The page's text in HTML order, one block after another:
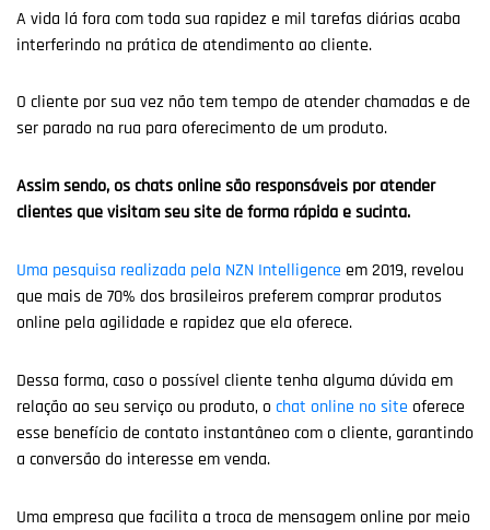
A vida lá fora com toda sua rapidez e mil tarefas diárias acaba
interferindo na prática de atendimento ao cliente.
O cliente por sua vez não tem tempo de atender chamadas e de
ser parado na rua para oferecimento de um produto.
Assim sendo, os chats online são responsáveis por atender
clientes que visitam seu site de forma rápida e sucinta.
Uma pesquisa realizada pela NZN Intelligence em 2019, revelou
que mais de 70% dos brasileiros preferem comprar produtos
online pela agilidade e rapidez que ela oferece.
Dessa forma, caso o possível cliente tenha alguma dúvida em
relação ao seu serviço ou produto, o chat online no site oferece
esse benefício de contato instantâneo com o cliente, garantindo
a conversão do interesse em venda.
Uma empresa que facilita a troca de mensagem online por meio